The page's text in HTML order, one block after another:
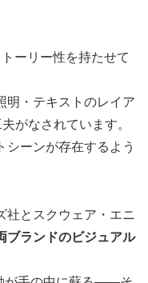
ーリー性を持たせて
明・テキストのレイア
がなされています。
シーンが存在するよう
社とスクウェア・エニ
ブランドのビジュアル